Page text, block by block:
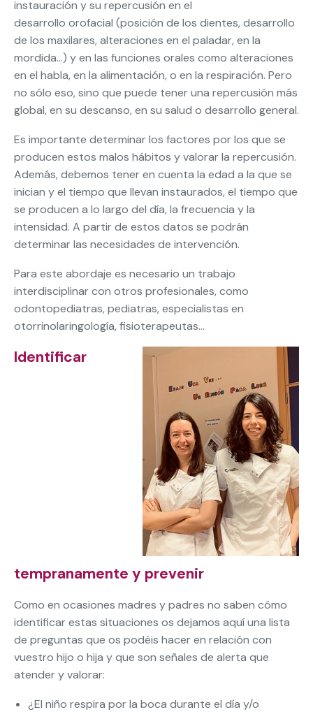
instauración y su repercusión en el
desarrollo orofacial (posición de los dientes, desarrollo
de los maxilares, alteraciones en el paladar, en la
mordida…) y en las funciones orales como alteraciones
en el habla, en la alimentación, o en la respiración. Pero
no sólo eso, sino que puede tener una repercusión más
global, en su descanso, en su salud o desarrollo general.
Es importante determinar los factores por los que se
producen estos malos hábitos y valorar la repercusión.
Además, debemos tener en cuenta la edad a la que se
inician y el tiempo que llevan instaurados, el tiempo que
se producen a lo largo del día, la frecuencia y la
intensidad. A partir de estos datos se podrán
determinar las necesidades de intervención.
Para este abordaje es necesario un trabajo
interdisciplinar con otros profesionales, como
odontopediatras, pediatras, especialistas en
otorrinolaringología, fisioterapeutas…
Identificar
tempranamente y prevenir
Como en ocasiones madres y padres no saben cómo
identificar estas situaciones os dejamos aquí una lista
de preguntas que os podéis hacer en relación con
vuestro hijo o hija y que son señales de alerta que
atender y valorar:
¿El niño respira por la boca durante el día y/o